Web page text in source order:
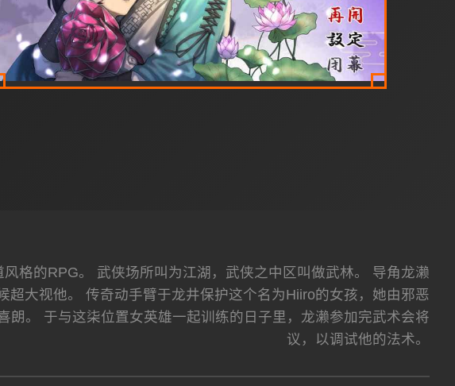
格的RPG。 武侠场所叫为江湖，武侠之中区叫做武林。 导角龙濑
大视他。 传奇动手臂于龙井保护这个名为Hiiro的女孩，她由邪恶
。 于与这柒位置女英雄一起训练的日子里，龙濑参加完武术会将
议，以调试他的法术。